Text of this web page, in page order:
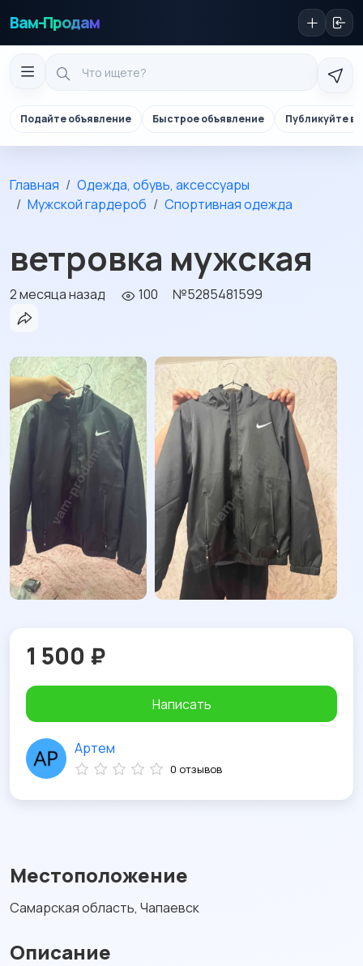
Вам-Продам
Подайте объявление Быстрое объявление Публикуйте в
Главная
Одежда, обувь, аксессуары
Мужской гардероб
Спортивная одежда
ветровка мужская
2 месяца назад 100 №5285481599
Местоположение
Самарская область, Чапаевск
Описание
1 500 ₽
Написать
Артем
0 отзывов